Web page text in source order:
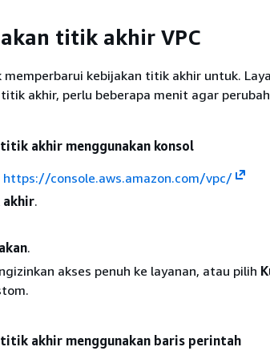
titik akhir VPC
kebijakan titik akhir untuk.
akhir, perlu beberapa menit agar
akhir menggunakan konsol
https://console.aws.amazon.com/vpc/
.
.
akses penuh ke layanan, atau pilih
akhir menggunakan baris perintah